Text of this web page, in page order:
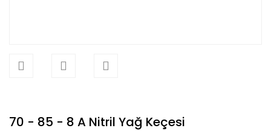
70 - 85 - 8 A Nitril Yağ Keçesi